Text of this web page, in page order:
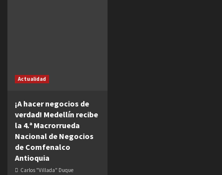
Actualidad
¡A hacer negocios de
verdad! Medellín recibe
la 4.ª Macrorrueda
Nacional de Negocios
de Comfenalco
Antioquia
Carlos "Villada" Duque